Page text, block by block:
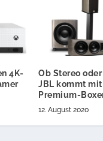
4K-
Ob Stereo
JBL kommt
Premium-
12. August 2020